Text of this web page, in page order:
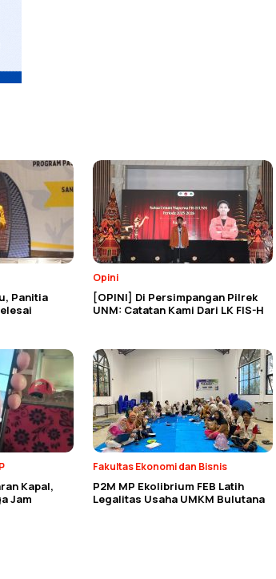
Panitia
Opini
[OPINI] Di Persimpangan Pilrek
UNM: Catatan Kami Dari LK FIS-H
Kapal,
Jam
Fakultas Ekonomi dan Bisnis
P2M MP Ekolibrium FEB Latih
Legalitas Usaha UMKM Bulutana